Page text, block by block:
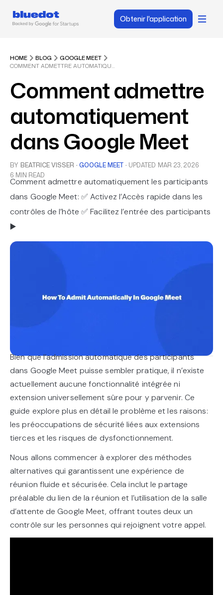
Obtenir l'application
HOME BLOG
GOOGLE MEET
COMMENT ADMETTRE AUTOMATIQUEMENT DANS GOOGLE MEET
Comment admettre
automatiquement
dans Google Meet
BY BEATRICE VISSER · GOOGLE MEET · UPDATED MAR 23, 2026
6 MIN READ
Comment admettre automatiquement les participants
dans Google Meet: ✅ Activez l’Accès rapide dans les
contrôles de l’hôte ✅ Facilitez l’entrée des participants
▶️
Bien que l’admission automatique des participants
dans Google Meet puisse sembler pratique, il n’existe
actuellement aucune fonctionnalité intégrée ni
extension universellement sûre pour y parvenir. Ce
guide explore plus en détail le problème et les raisons:
les préoccupations de sécurité liées aux extensions
tierces et les risques de dysfonctionnement.
Nous allons commencer à explorer des méthodes
alternatives qui garantissent une expérience de
réunion fluide et sécurisée. Cela inclut le partage
préalable du lien de la réunion et l’utilisation de la salle
d’attente de Google Meet, offrant toutes deux un
contrôle sur les personnes qui rejoignent votre appel.